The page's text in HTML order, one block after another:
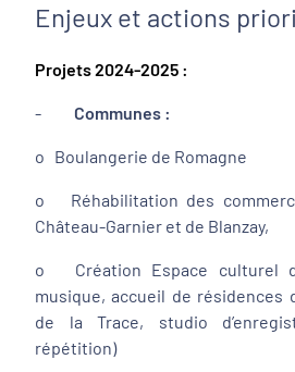
Enjeux et actions
Projets 2024-2025 :
- Communes :
o Boulangerie de Romagne
o Réhabilitation des
Château-Garnier et de Blanzay,
o Création Espace culturel
musique, accueil de résidences
de la Trace, studio
répétition)